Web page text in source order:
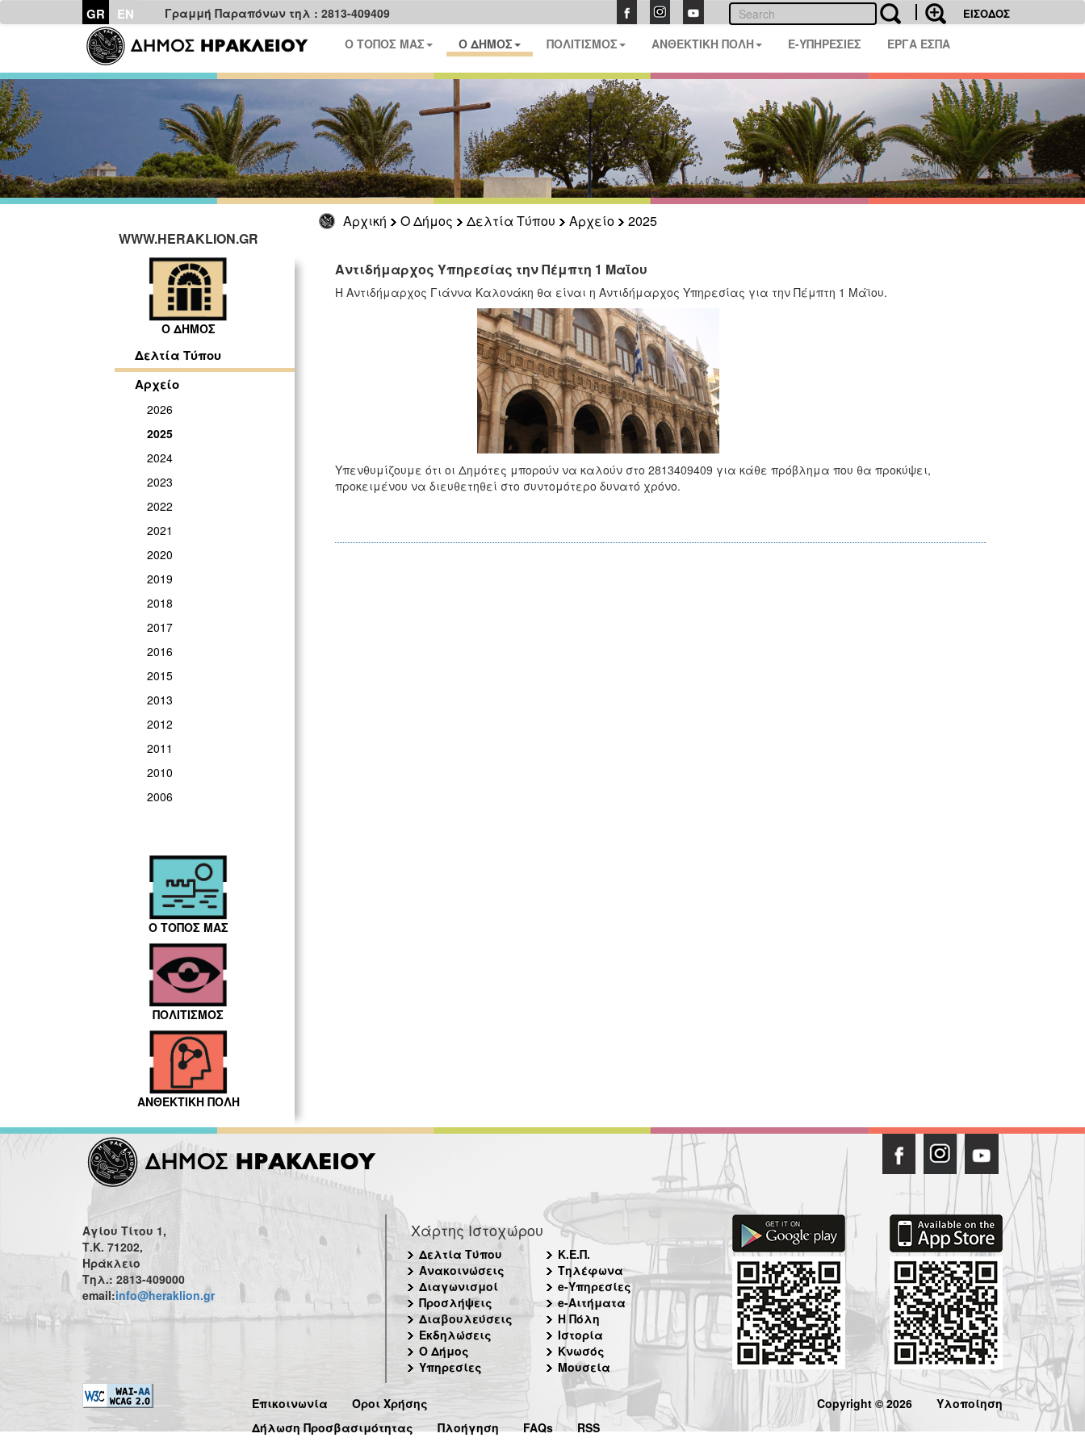
GR EN Γραμμή Παραπόνων τηλ : 2813-409409 ΕΙΣΟΔΟΣ
Ο ΤΟΠΟΣ ΜΑΣ Ο ΔΗΜΟΣ ΠΟΛΙΤΙΣΜΟΣ ΑΝΘΕΚΤΙΚΗ ΠΟΛΗ E-ΥΠΗΡΕΣΙΕΣ ΕΡΓΑ ΕΣΠΑ
Αρχική Ο Δήμος Δελτία Τύπου Αρχείο
2025
WWW.HERAKLION.GR
Ο ΔΗΜΟΣ
Δελτία Τύπου
Αρχείο
2026
2025
2024
2023
2022
2021
2020
2019
2018
2017
2016
2015
2013
2012
2011
2010
2006
Ο ΤΟΠΟΣ ΜΑΣ
ΠΟΛΙΤΙΣΜΟΣ
ΑΝΘΕΚΤΙΚΗ ΠΟΛΗ
Αντιδήμαρχος Υπηρεσίας την Πέμπτη 1 Μαΐου
Η Αντιδήμαρχος Γιάννα Καλονάκη θα είναι η Αντιδήμαρχος Υπηρεσίας για την Πέμπτη 1 Μάϊου.
Υπενθυμίζουμε ότι οι Δημότες μπορούν να καλούν στο 2813409409 για κάθε πρόβλημα που θα προκύψει,
προκειμένου να διευθετηθεί στο συντομότερο δυνατό χρόνο.
Αγίου Τίτου 1,
Τ.Κ. 71202,
Ηράκλειο
Τηλ.: 2813-409000
email:info@heraklion.gr
Χάρτης Ιστοχώρου
Δελτία Τύπου
Ανακοινώσεις
Διαγωνισμοί
Προσλήψεις
Διαβουλεύσεις
Εκδηλώσεις
Ο Δήμος
Υπηρεσίες
Κ.Ε.Π.
Τηλέφωνα
e-Υπηρεσίες
e-Αιτήματα
Η Πόλη
Ιστορία
Κνωσός
Μουσεία
Επικοινωνία
Όροι Χρήσης
Δήλωση Προσβασιμότητας
Πλοήγηση FAQs RSS
Copyright © 2026 Υλοποίηση